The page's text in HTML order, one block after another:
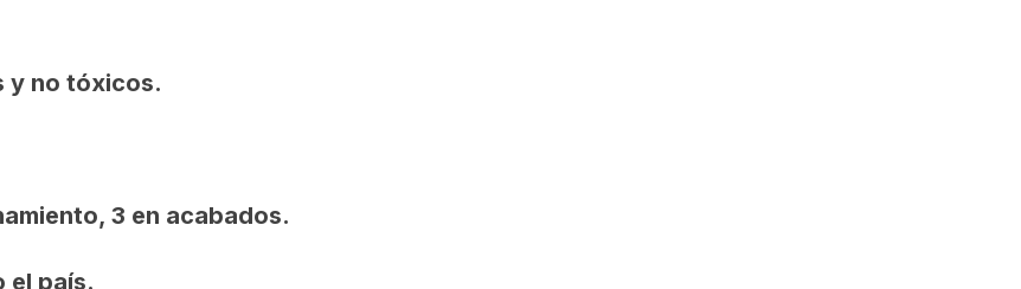
y no tóxicos.
3 en acabados.
el país.